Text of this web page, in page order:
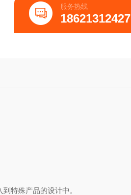
服务热线
18621312427
特殊产品的设计中。